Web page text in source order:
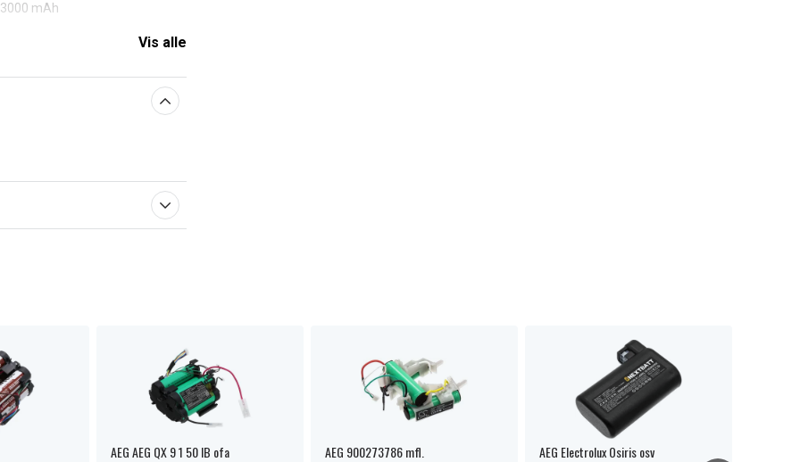
3000 mAh
Vis alle
AEG AEG QX 9 1 50 IB ofa AEG 900273786 mfl. AEG Electrolux Osiris osv